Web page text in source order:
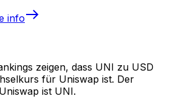
info
zeigen, dass UNI zu USD
für Uniswap ist. Der
ist UNI.